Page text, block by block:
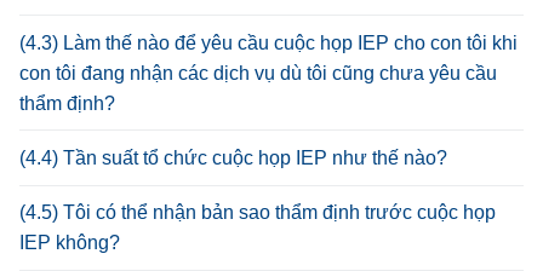
(4.3) Làm thế nào để yêu cầu cuộc họp IEP cho con tôi khi
con tôi đang nhận các dịch vụ dù tôi cũng chưa yêu cầu
thẩm định?
(4.4) Tần suất tổ chức cuộc họp IEP như thế nào?
(4.5) Tôi có thể nhận bản sao thẩm định trước cuộc họp
IEP không?